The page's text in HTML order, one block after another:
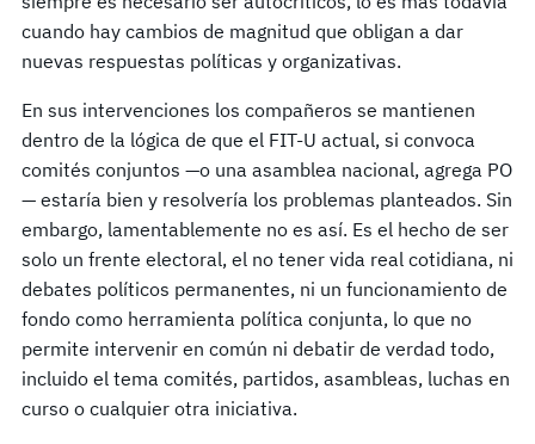
cuando hay cambios de magnitud que obligan a dar
nuevas respuestas políticas y organizativas.
En sus intervenciones los compañeros se mantienen
dentro de la lógica de que el FIT-U actual, si convoca
comités conjuntos —o una asamblea nacional, agrega PO
— estaría bien y resolvería los problemas planteados. Sin
embargo, lamentablemente no es así. Es el hecho de ser
solo un frente electoral, el no tener vida real cotidiana, ni
debates políticos permanentes, ni un funcionamiento de
fondo como herramienta política conjunta, lo que no
permite intervenir en común ni debatir de verdad todo,
incluido el tema comités, partidos, asambleas, luchas en
curso o cualquier otra iniciativa.